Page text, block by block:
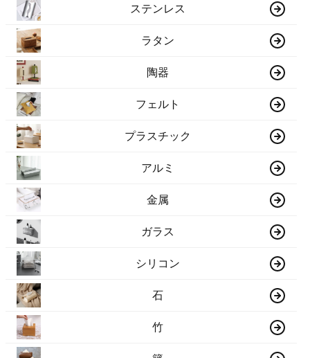
ステンレス
ラタン
陶器
フェルト
プラスチック
アルミ
金属
ガラス
シリコン
石
竹